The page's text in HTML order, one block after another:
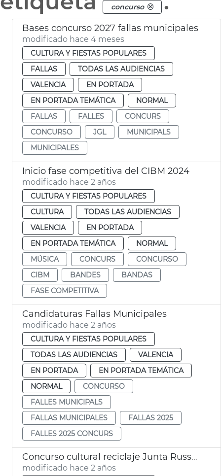
concurso
Bases concurso 2027 fallas municipales
modificado hace 4 meses
CULTURA Y FIESTAS POPULARES
FALLAS
TODAS LAS AUDIENCIAS
VALENCIA
EN PORTADA
EN PORTADA TEMÁTICA
NORMAL
FALLAS
FALLES
CONCURS
CONCURSO
JGL
MUNICIPALS
MUNICIPALES
Inicio fase competitiva del CIBM 2024
modificado hace 2 años
CULTURA Y FIESTAS POPULARES
CULTURA
TODAS LAS AUDIENCIAS
VALENCIA
EN PORTADA
EN PORTADA TEMÁTICA
NORMAL
MÚSICA
CONCURS
CONCURSO
CIBM
BANDES
BANDAS
FASE COMPETITIVA
Candidaturas Fallas Municipales
modificado hace 2 años
CULTURA Y FIESTAS POPULARES
TODAS LAS AUDIENCIAS
VALENCIA
EN PORTADA
EN PORTADA TEMÁTICA
NORMAL
CONCURSO
FALLES MUNICIPALS
FALLAS MUNICIPALES
FALLAS 2025
FALLES 2025 CONCURS
Concurso cultural reciclaje Junta Russafa
modificado hace 2 años